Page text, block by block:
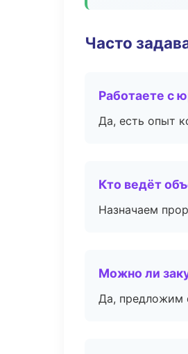
Часто
Работаете с
Да, есть опыт
Кто ведёт
Назначаем
Можно ли
Да, предложим